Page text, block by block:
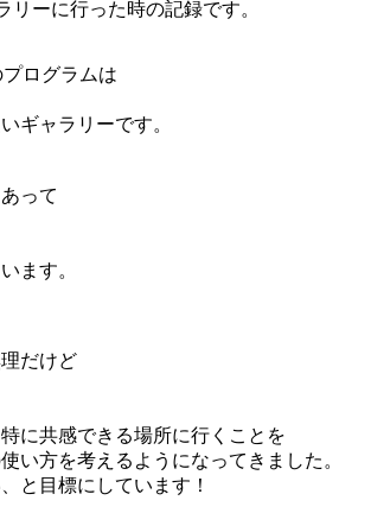
ーに行った時の記録です。
ログラムは
ギャラリーです。
って
ます。
だけど
に共感できる場所に行くことを
い方を考えるようになってきました。
と目標にしています！